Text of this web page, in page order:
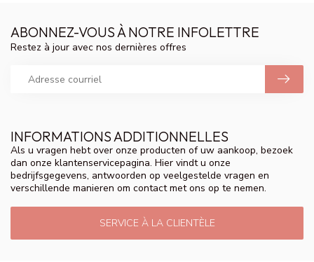
INFORMATIONS ADDITIONNELLES
Als u vragen hebt over onze producten of uw aankoop, bezoek
dan onze klantenservicepagina. Hier vindt u onze
bedrijfsgegevens, antwoorden op veelgestelde vragen en
verschillende manieren om contact met ons op te nemen.
SERVICE À LA CLIENTÈLE
ABONNEZ-VOUS À NOTRE INFOLETTRE
Restez à jour avec nos dernières offres